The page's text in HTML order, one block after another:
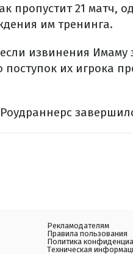
пропустит 21 матч,
им тренинга.
извинения
их игрока
Рекламодателям
Правила пользования
Политика
Техническая